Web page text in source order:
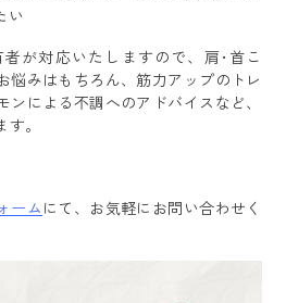
い
が対応いたしますので、肩･首こ
悩みはもちろん、筋力アップのトレ
による不調へのアドバイスなど、
。
ーム にて、お気軽にお問い合わせく